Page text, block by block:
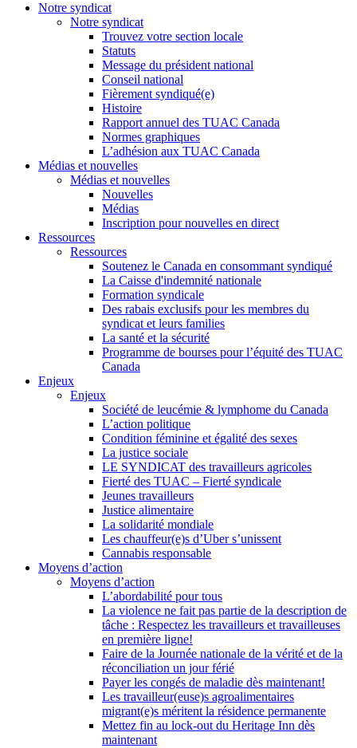
Notre syndicat
Notre syndicat
Trouvez votre section locale
Statuts
Message du président national
Conseil national
Fièrement syndiqué(e)
Histoire
Rapport annuel des TUAC Canada
Normes graphiques
L’adhésion aux TUAC Canada
Médias et nouvelles
Médias et nouvelles
Nouvelles
Médias
Inscription pour nouvelles en direct
Ressources
Ressources
Soutenez le Canada en consommant syndiqué
La Caisse d'indemnité nationale
Formation syndicale
Des rabais exclusifs pour les membres du
syndicat et leurs families
La santé et la sécurité
Programme de bourses pour l’équité des TUAC
Canada
Enjeux
Enjeux
Société de leucémie & lymphome du Canada
L’action politique
Condition féminine et égalité des sexes
La justice sociale
LE SYNDICAT des travailleurs agricoles
Fierté des TUAC – Fierté syndicale
Jeunes travailleurs
Justice alimentaire
La solidarité mondiale
Les chauffeur(e)s d’Uber s’unissent
Cannabis responsable
Moyens d’action
Moyens d’action
L’abordabilité pour tous
La violence ne fait pas partie de la description de
tâche : Respectez les travailleurs et travailleuses
en première ligne!
Faire de la Journée nationale de la vérité et de la
réconciliation un jour férié
Payer les congés de maladie dès maintenant!
Les travailleur(euse)s agroalimentaires
migrant(e)s méritent la résidence permanente
Mettez fin au lock-out du Heritage Inn dès
maintenant